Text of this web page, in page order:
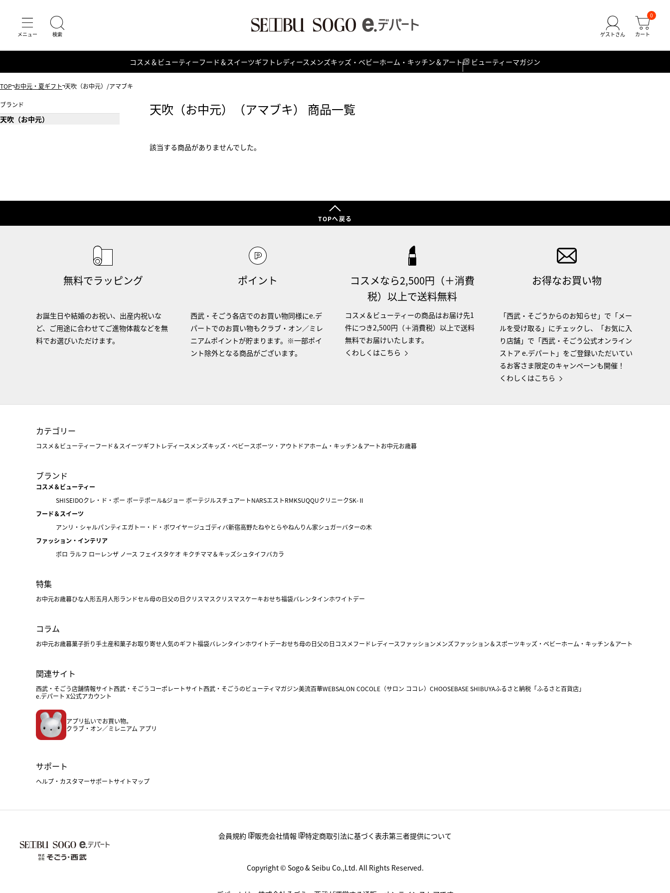
0
コスメ＆ビューティーフード＆スイーツギフト レディース メンズキッズ・ベビーホーム・キッチン＆アート ビューティーマガジン
TOP お中元・夏ギフト 天吹（お中元）/アマブキ
天吹（お中元）（アマブキ） 商品一覧
該当する商品がありませんでした。
ブランド
天吹（お中元）
TOPへ戻る
無料でラッピング
お誕生日や結婚のお祝い、出産内祝いな
ど、ご用途に合わせてご進物体裁などを無
料でお選びいただけます。
ポイント
西武・そごう各店でのお買い物同様にe.デ
パートでのお買い物もクラブ・オン／ミレ
ニアムポイントが貯まります。※一部ポイ
ント除外となる商品がございます。
コスメなら2,500円（＋消費
税）以上で送料無料
コスメ＆ビューティーの商品はお届け先1
件につき2,500円（＋消費税）以上で送料
無料でお届けいたします。
くわしくはこちら
お得なお買い物
「西武・そごうからのお知らせ」で「メー
ルを受け取る」にチェックし、「お気に入
り店舗」で「西武・そごう公式オンライン
ストア e.デパート」をご登録いただいてい
るお客さま限定のキャンペーンも開催！
くわしくはこちら
カテゴリー
コスメ＆ビューティーフード＆スイーツギフト レディース メンズキッズ・ベビースポーツ・アウトドアホーム・キッチン＆アートお中元お歳暮
ブランド
コスメ＆ビューティー
SHISEIDOクレ・ド・ポー ボーテポール&ジョー ボーテジルスチュアートNARSエストRMKSUQQUクリニークSK-Ⅱ
フード＆スイーツ
アンリ・シャルパンティエガトー・ド・ボワイヤージュ ゴディバ新宿高野たねやとらやねんりん家シュガーバターの木
ファッション・インテリア
ポロ ラルフ ローレンザ ノース フェイスタケオ キクチママ＆キッズシュタイフバカラ
特集
お中元お歳暮ひな人形五月人形ランドセル母の日父の日クリスマスクリスマスケーキおせち福袋バレンタインホワイトデー
コラム
お中元お歳暮菓子折り手土産和菓子お取り寄せ人気のギフト福袋バレンタインホワイトデーおせち母の日父の日 コスメフードレディースファッションメンズファッション＆スポーツキッズ・ベビーホーム・キッチン＆アート
関連サイト
西武・そごう店舗情報サイト西武・そごうコーポレートサイト西武・そごうのビューティマガジン美流百華WEBSALON COCOLE（サロン ココレ） CHOOSEBASE SHIBUYAふるさと納税「ふるさと百貨店」
e.デパート X公式アカウント
アプリ払いでお買い物。
クラブ・オン／ミレニアム アプリ
サポート
ヘルプ・カスタマーサポートサイトマップ
会員規約 販売会社情報 特定商取引法に基づく表示第三者提供について
Copyright © Sogo & Seibu Co.,Ltd. All Rights Reserved.